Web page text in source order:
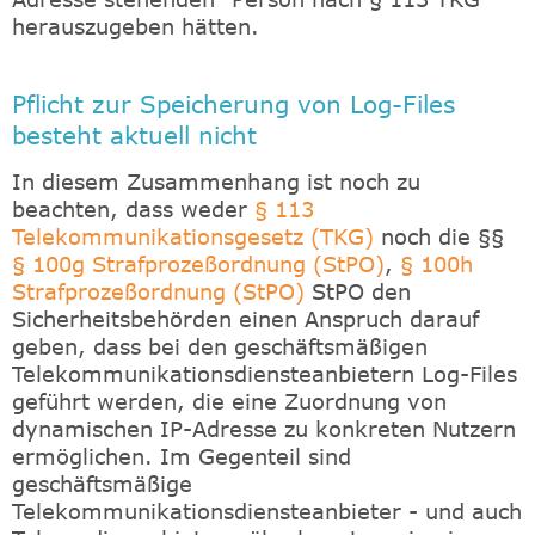
herauszugeben hätten.
Pflicht zur Speicherung von Log-Files
besteht aktuell nicht
In diesem Zusammenhang ist noch zu
beachten, dass weder § 113
Telekommunikationsgesetz (TKG) noch die §§
§ 100g Strafprozeßordnung (StPO), § 100h
Strafprozeßordnung (StPO) StPO den
Sicherheitsbehörden einen Anspruch darauf
geben, dass bei den geschäftsmäßigen
Telekommunikationsdiensteanbietern Log-Files
geführt werden, die eine Zuordnung von
dynamischen IP-Adresse zu konkreten Nutzern
ermöglichen. Im Gegenteil sind
geschäftsmäßige
Telekommunikationsdiensteanbieter - und auch